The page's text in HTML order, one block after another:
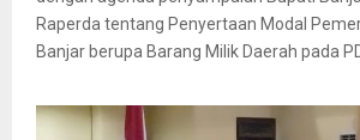
Raperda tentang Penyertaan Modal
Banjar berupa Barang Milik Daerah pada